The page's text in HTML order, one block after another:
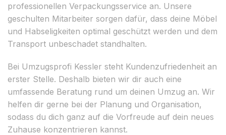
professionellen Verpackungsservice an. Unsere
geschulten Mitarbeiter sorgen dafür, dass deine Möbel
und Habseligkeiten optimal geschützt werden und dem
Transport unbeschadet standhalten.
Bei Umzugsprofi Kessler steht Kundenzufriedenheit an
erster Stelle. Deshalb bieten wir dir auch eine
umfassende Beratung rund um deinen Umzug an. Wir
helfen dir gerne bei der Planung und Organisation,
sodass du dich ganz auf die Vorfreude auf dein neues
Zuhause konzentrieren kannst.